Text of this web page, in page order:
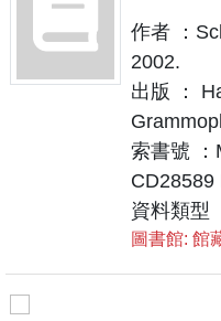
作者 ：
2002.
出版 ：
索書號 ：
CD28589
資料類型
圖書館: 館